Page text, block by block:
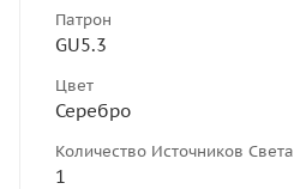
Патрон
GU5.3
Цвет
Серебро
Количество Источников Света
1